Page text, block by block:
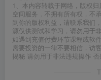
1、本内容转载于网络，版权
空间服务，不拥有所有权，不
到你的版权利益，请联系我们
源仅供测试和学习，请勿用于
如遇到充值付费环节课程或软
需要投资的一律不要相信，访
揭秘 请勿用于非法违规操作